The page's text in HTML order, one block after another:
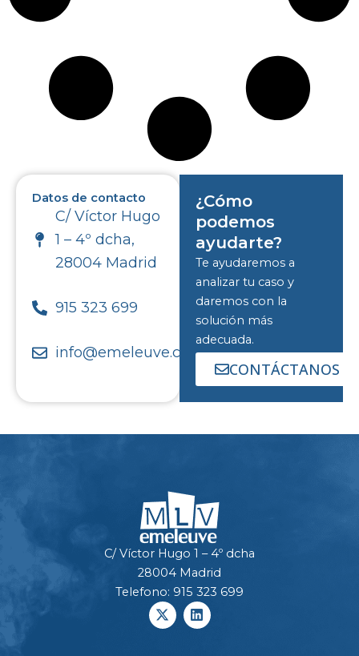
Datos de contacto
C/ Víctor Hugo
1 – 4º dcha,
28004 Madrid
915 323 699
info@emeleuve.com
¿Cómo
podemos
ayudarte?
Te ayudaremos a
analizar tu caso y
daremos con la
solución más
adecuada.
CONTÁCTANOS
C/ Víctor Hugo 1 – 4º dcha
28004 Madrid
Telefono: 915 323 699
X
-
t
L
i
n